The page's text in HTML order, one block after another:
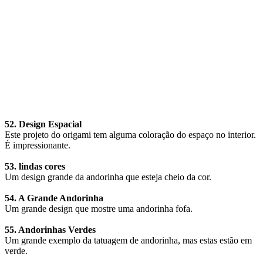
52. Design Espacial
Este projeto do origami tem alguma coloração do espaço no interior.
É impressionante.
53. lindas cores
Um design grande da andorinha que esteja cheio da cor.
54. A Grande Andorinha
Um grande design que mostre uma andorinha fofa.
55. Andorinhas Verdes
Um grande exemplo da tatuagem de andorinha, mas estas estão em
verde.